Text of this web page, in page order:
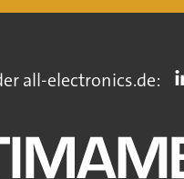
all-electronics.de: